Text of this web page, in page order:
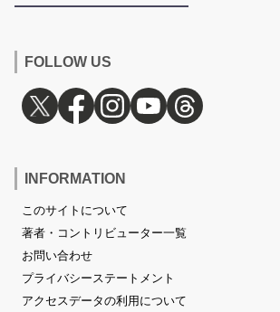
FOLLOW US
INFORMATION
このサイトについて
著者・コントリビューター一覧
お問い合わせ
プライバシーステートメント
アクセスデータの利用について